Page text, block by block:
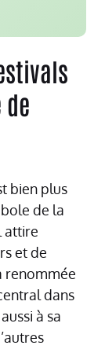
bien plus
de la
attire
et de
renommée
dans
à sa